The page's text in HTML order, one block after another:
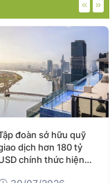
đoàn sở hữu quỹ
dịch hơn 180 tỷ
chính thức hiện